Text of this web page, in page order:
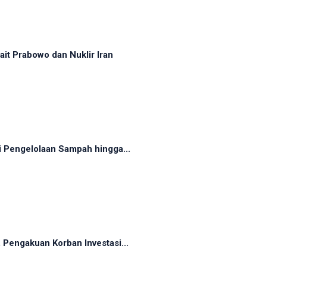
Prabowo dan Nuklir Iran
Sampah hingga...
Korban Investasi...